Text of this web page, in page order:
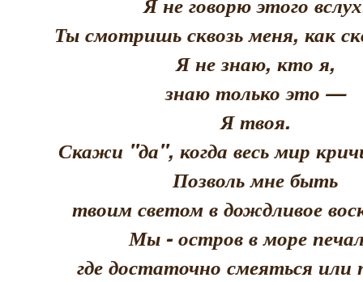
Ты смотришь сквозь меня, как
Я не знаю, кто я,
знаю только это —
Я твоя.
Скажи "да", когда весь мир
Позволь мне быть
твоим светом в дождливое
Мы - остров в море
где достаточно смеяться или